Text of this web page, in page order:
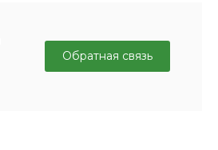
Обратная связь